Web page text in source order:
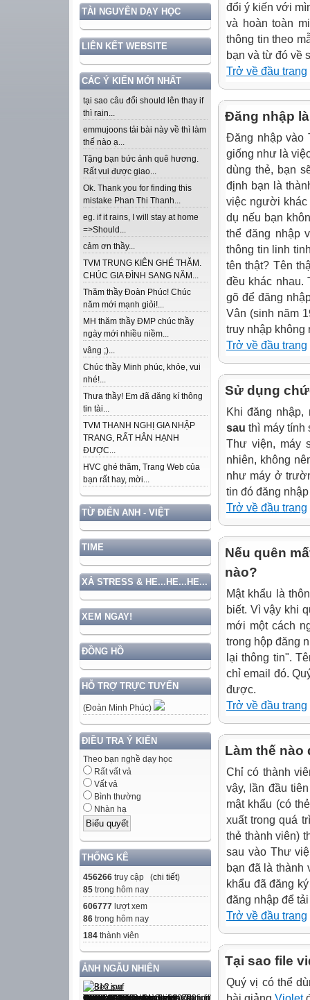
TÀI NGUYÊN DẠY HỌC
LIÊN KẾT WEBSITE
CÁC Ý KIẾN MỚI NHẤT
tại sao câu đổi should lên thay if
thì rain...
emmujoons tải bài này về thì làm
thế nào ạ...
Tặng bạn bức ảnh quê hương.
Rất vui được giao...
Ok. Thank you for finding this
mistake Phan Thi Thanh...
eg. if it rains, I will stay at home
=>Should...
cảm ơn thầy...
TVM TRUNG KIÊN GHÉ THĂM.
CHÚC GIA ĐÌNH SANG NĂM...
Thăm thầy Đoàn Phúc! Chúc
năm mới mạnh giỏi!...
MH thăm thầy ĐMP chúc thầy
ngày mới nhiều niềm...
vâng ;)...
Chúc thầy Minh phúc, khỏe, vui
nhé!...
Thưa thầy! Em đã đăng kí thông
tin tài...
TVM THANH NGHỊ GIA NHẬP
TRANG, RẤT HÂN HẠNH
ĐƯỢC...
HVC ghé thăm, Trang Web của
bạn rất hay, mời...
TỪ ĐIỂN ANH - VIỆT
TIME
XẢ STRESS & HE...HE...HE...
XEM NGAY!
ĐỒNG HỒ
HỖ TRỢ TRỰC TUYẾN
(Đoàn Minh Phúc)
ĐIỀU TRA Ý KIẾN
Theo bạn nghề dạy học
Rất vất vả
Vất vả
Bình thường
Nhàn hạ
THỐNG KÊ
456266 truy cập (chi tiết)
85 trong hôm nay
606777 lượt xem
86 trong hôm nay
184 thành viên
ẢNH NGẪU NHIÊN
đổi ý kiến với
và hoàn toàn
thông tin theo
bạn và từ đó về
Trở về đầu trang
Đăng nhập
Đăng nhập vào
giống như là
dùng thẻ, bạn
định bạn là
việc người khác
dụ nếu bạn
thể đăng nhập
thông tin linh
tên thật? Tên
đều khác nhau.
gõ để đăng
Vân (sinh năm
truy nhập không
Trở về đầu trang
Sử dụng
Khi đăng
sau thì máy tính
Thư viện, máy
nhiên, không
như máy ở
tin đó đăng
Trở về đầu trang
Nếu quên
nào?
Mật khẩu là
biết. Vì vậy khi
mới một cách
trong hộp đăng
lại thông tin".
chỉ email đó.
được.
Trở về đầu trang
Làm thế nào
Chỉ có thành
vậy, lần đầu
mật khẩu (có
xuất trong quá
thẻ thành viên)
sau vào Thư
bạn đã là thành
khẩu đã đăng
đăng nhập để
Trở về đầu trang
Tại sao file
Quý vị có thể